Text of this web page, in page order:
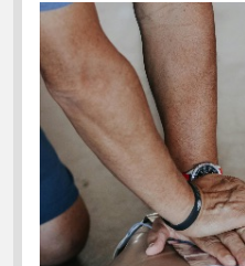
Lees
meer
over
Alles
wat
jij
moet
weten
over
BHV